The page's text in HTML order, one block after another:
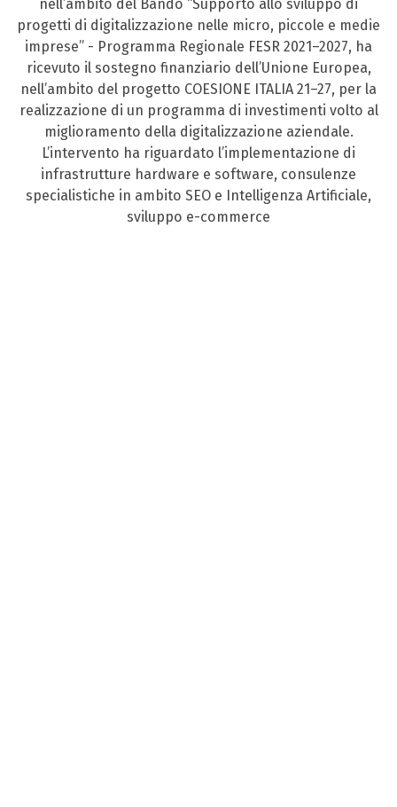
nell’ambito del Bando “Supporto allo sviluppo di
progetti di digitalizzazione nelle micro, piccole e medie
imprese” - Programma Regionale FESR 2021–2027, ha
ricevuto il sostegno finanziario dell’Unione Europea,
nell’ambito del progetto COESIONE ITALIA 21–27, per la
realizzazione di un programma di investimenti volto al
miglioramento della digitalizzazione aziendale.
L’intervento ha riguardato l’implementazione di
infrastrutture hardware e software, consulenze
specialistiche in ambito SEO e Intelligenza Artificiale,
sviluppo e-commerce